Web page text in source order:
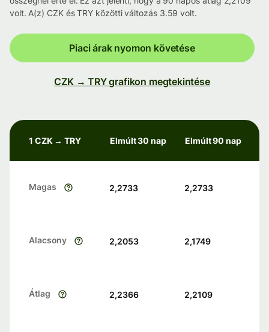
volt. A(z) CZK és TRY közötti változás 3.59 volt.
Piaci árak nyomon követése
CZK → TRY grafikon megtekintése
1 CZK → TRY Elmúlt 30 nap Elmúlt 90 nap
Magas 2,2733 2,2733
Alacsony 2,2053 2,1749
Átlag 2,2366 2,2109